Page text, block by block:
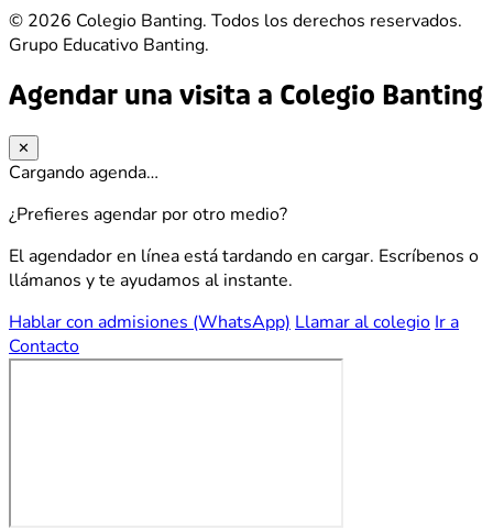
© 2026 Colegio Banting. Todos los derechos reservados.
Grupo Educativo Banting.
Agendar una visita a Colegio Banting
✕
Cargando agenda…
¿Prefieres agendar por otro medio?
El agendador en línea está tardando en cargar. Escríbenos o
llámanos y te ayudamos al instante.
Hablar con admisiones (WhatsApp) Llamar al colegio Ir a
Contacto